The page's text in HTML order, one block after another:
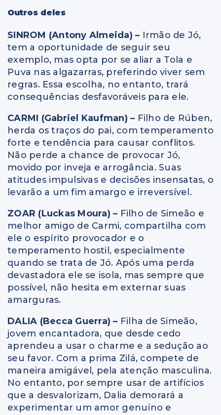
Outros deles
SINROM (Antony Almeida) – Irmão de Jó,
tem a oportunidade de seguir seu
exemplo, mas opta por se aliar a Tola e
Puva nas algazarras, preferindo viver sem
regras. Essa escolha, no entanto, trará
consequências desfavoráveis para ele.
CARMI (Gabriel Kaufman) – Filho de Rúben,
herda os traços do pai, com temperamento
forte e tendência para causar conflitos.
Não perde a chance de provocar Jó,
movido por inveja e arrogância. Suas
atitudes impulsivas e decisões insensatas, o
levarão a um fim amargo e irreversível.
ZOAR (Luckas Moura) – Filho de Simeão e
melhor amigo de Carmi, compartilha com
ele o espírito provocador e o
temperamento hostil, especialmente
quando se trata de Jó. Após uma perda
devastadora ele se isola, mas sempre que
possível, não hesita em externar suas
amarguras.
DALIA (Becca Guerra) – Filha de Simeão,
jovem encantadora, que desde cedo
aprendeu a usar o charme e a sedução ao
seu favor. Com a prima Zilá, compete de
maneira amigável, pela atenção masculina.
No entanto, por sempre usar de artifícios
que a desvalorizam, Dalia demorará a
experimentar um amor genuíno e